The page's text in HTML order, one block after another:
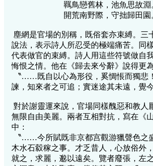
羈鳥戀舊林，池魚思故淵
開荒南野際，守拙歸田園
塵網是官場的別稱，既俗套亦束縛。三
說法，表示詩人所忍受的極端痛苦。同
代表做官的束縛。詩人用這些符號做自
悔恨之情。他在《歸去來兮辭》說得更
〝……既自以心為形役，奚惆悵而獨悲
諫，知來者之可追；實迷途其未遠，覺
對於謝靈運來說，官場同樣醜惡和教人
無限自由美麗。兩者互相對抗，寫在《
中：
〝……今所賦既非京都宫觀游獵聲色之
木水石縠稼之事。才乏昔人，心放俗外
就之，求麗，邈以遠矣。覽者廢張，左